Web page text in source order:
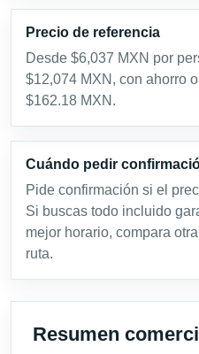
Precio de referencia
Desde $6,037 MXN por
$12,074 MXN, con ahorro
$162.18 MXN.
Cuándo pedir
Pide confirmación si el
Si buscas todo incluido
mejor horario, compara
ruta.
Resumen